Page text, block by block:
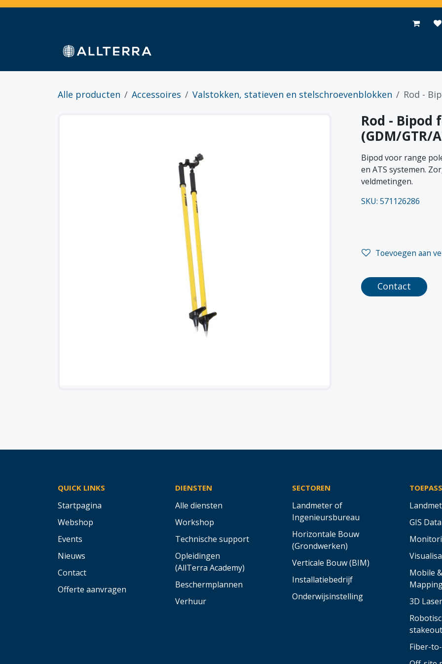
Overslaan naar inhoud
Contact
Alle producten Accessoires Valstokken, statieven en stelschroevenblokken Rod -
Rod - Bipod
(GDM/GTR/
Bipod voor range
en ATS systemen.
veldmetingen.
SKU: 571126286
Toevoegen aan
Contact
QUICK LINKS
Startpagina
Webshop
Events
Nieuws
Contact
Offerte aanvragen
DIENSTEN
Alle diensten
Workshop
Technische support
Opleidingen
(AllTerra Academy)
Beschermplannen
Verhuur
SECTOREN
Landmeter of
Ingenieursbureau
Horizontale Bouw
(Grondwerken)
Verticale Bouw (BIM)
Installatiebedrijf
Onderwijsinstelling
GIS
Mobile
3D
stakeout
Fiber-